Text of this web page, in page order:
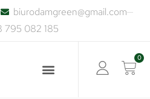
biurodamgreen@gmail.com
795 082 185
0